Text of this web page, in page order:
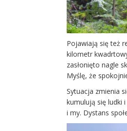
Pojawiają się też
kilometr
zasłonięto nagle
Myślę, że
Sytuacja zmienia
kumulują się ludki
i my. Dystans